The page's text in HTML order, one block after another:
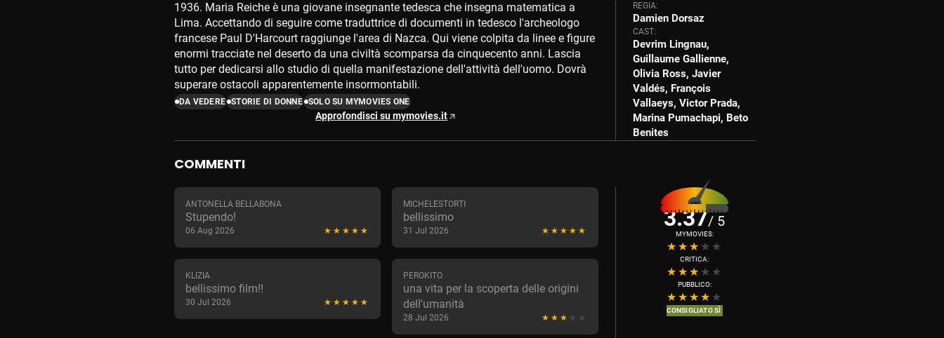
1936. Maria Reiche è una giovane insegnante tedesca che insegna matematica a
Lima. Accettando di seguire come traduttrice di documenti in tedesco l'archeologo
francese Paul D'Harcourt raggiunge l'area di Nazca. Qui viene colpita da linee e figure
enormi tracciate nel deserto da una civiltà scomparsa da cinquecento anni. Lascia
tutto per dedicarsi allo studio di quella manifestazione dell'attività dell'uomo. Dovrà
superare ostacoli apparentemente insormontabili.
DA VEDERE STORIE DI DONNE SOLO SU MYMOVIES ONE
Approfondisci su mymovies.it
REGIA:
Damien Dorsaz
CAST:
Devrim Lingnau,
Guillaume Gallienne,
Olivia Ross, Javier
Valdés, François
Vallaeys, Victor Prada,
Marina Pumachapi, Beto
Benites
COMMENTI
ANTONELLA BELLABONA
Stupendo!
06 Aug 2026
MICHELESTORTI
bellissimo
31 Jul 2026
KLIZIA
bellissimo film!!
30 Jul 2026
PEROKITO
una vita per la scoperta delle origini
dell'umanità
28 Jul 2026
3.37/ 5
MYMOVIES:
CRITICA:
PUBBLICO:
CONSIGLIATO SÌ